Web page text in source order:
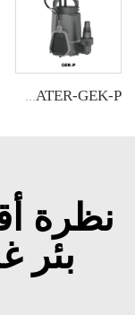
GIDROX GARDEN SUBMERSIBLE PUMP FOR CLEAN WATER-GEK-P
نظرة